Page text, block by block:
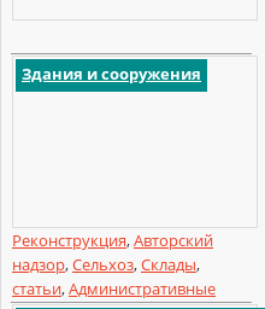
Здания и сооружения
Реконструкция,Авторский
надзор,Сельхоз,Склады,
статьи,Административные